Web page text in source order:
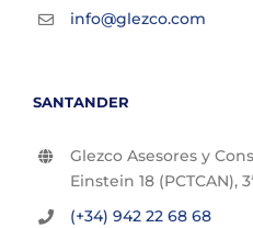
info@glezco.com
SANTANDER
Glezco Asesores y
Einstein 18 (PCTCAN),
(+34) 942 22 68 68